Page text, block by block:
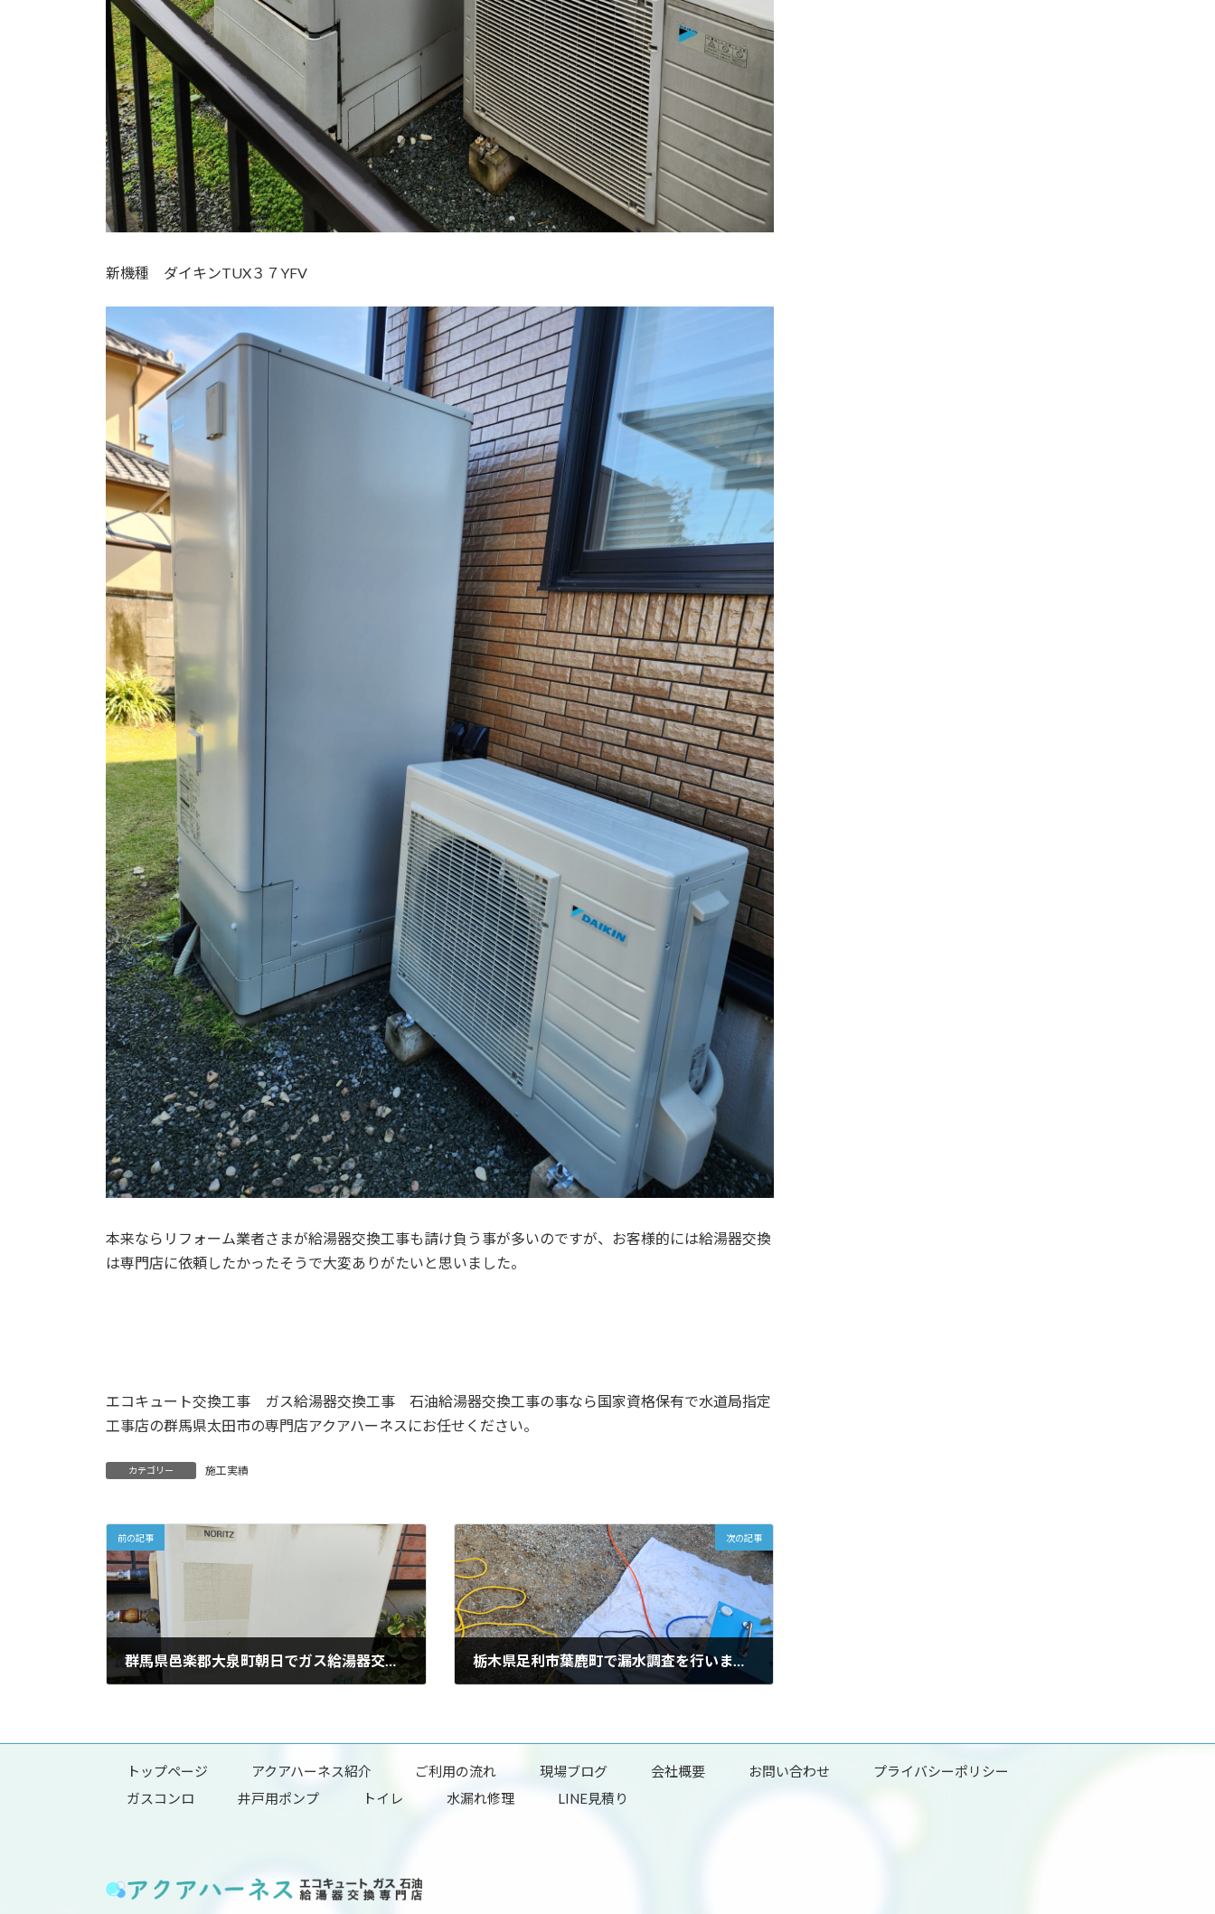
新機種 ダイキンTUX３７YFV
本来ならリフォーム業者さまが給湯器交換工事も請け負う事が多いのですが、お客様的には給湯器交換
は専門店に依頼したかったそうで大変ありがたいと思いました。
エコキュート交換工事 ガス給湯器交換工事 石油給湯器交換工事の事なら国家資格保有で水道局指定
工事店の群馬県太田市の専門店アクアハーネスにお任せください。
カテゴリー 施工実績
前の記事
群馬県邑楽郡大泉町朝日でガス給湯器交換工事を行いました。
次の記事
栃木県足利市葉鹿町で漏水調査を行いました。
トップページ アクアハーネス紹介 ご利用の流れ 現場ブログ 会社概要 お問い合わせ
プライバシーポリシー
ガスコンロ
井戸用ポンプ トイレ 水漏れ修理 LINE見積り